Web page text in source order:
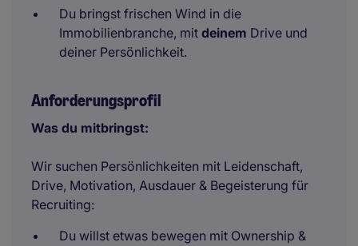
Du bringst frischen Wind in die
Immobilienbranche, mit deinem Drive und
deiner Persönlichkeit.
Anforderungsprofil
Was du mitbringst:
Wir suchen Persönlichkeiten mit Leidenschaft,
Drive, Motivation, Ausdauer & Begeisterung für
Recruiting:
Du willst etwas bewegen mit Ownership &